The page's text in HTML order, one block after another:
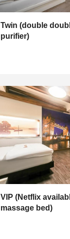
Twin (double
purifier)
VIP (Netflix
massage bed)